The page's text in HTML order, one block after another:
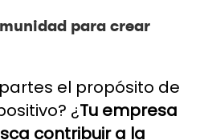
para crear
el propósito de
¿Tu empresa
contribuir a la